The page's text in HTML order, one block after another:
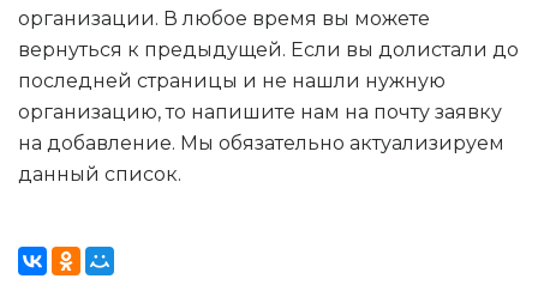
организации. В любое время вы можете
вернуться к предыдущей. Если вы долистали до
последней страницы и не нашли нужную
организацию, то напишите нам на почту заявку
на добавление. Мы обязательно актуализируем
данный список.